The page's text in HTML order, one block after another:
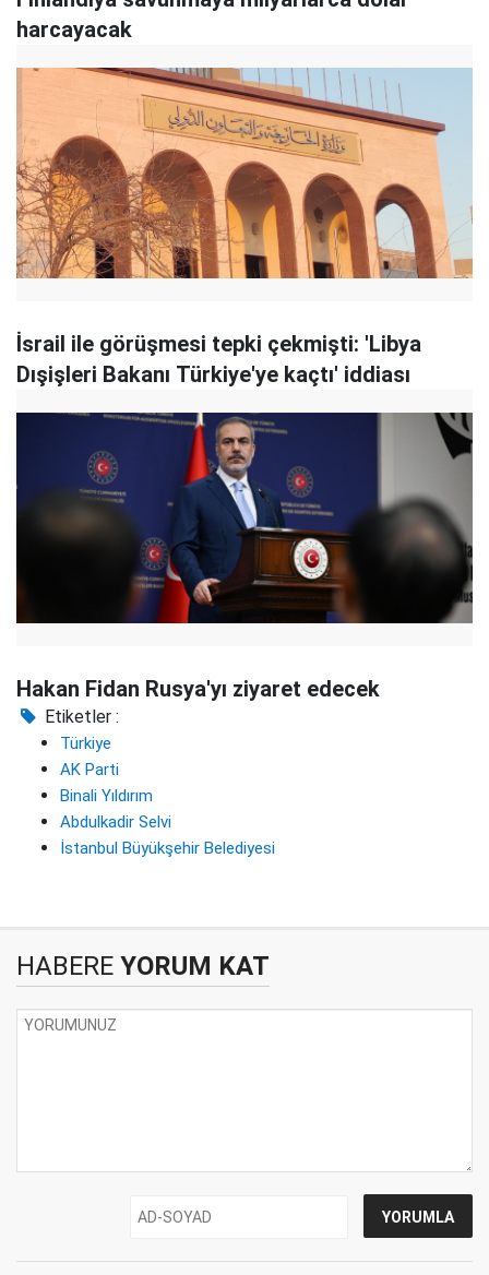
harcayacak
İsrail ile görüşmesi tepki çekmişti: 'Libya
Dışişleri Bakanı Türkiye'ye kaçtı' iddiası
Hakan Fidan Rusya'yı ziyaret edecek
Etiketler :
Türkiye
AK Parti
Binali Yıldırım
Abdulkadir Selvi
İstanbul Büyükşehir Belediyesi
HABERE YORUM KAT